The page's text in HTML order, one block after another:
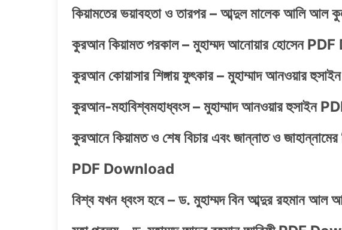
কিয়ামতের ভয়াবহতা ও তারপর – আব্দুল মালেক আলি
কুরআন কিয়ামত পরকাল – মুহাম্মদ আনোয়ার হোসেন
কুরআন কোয়াসার শিঙ্গায় ফুৎকার – মুহাম্মাদ আনওয়ার
কুরআন-মহাবিশ্বমহাধ্বংস – মুহাম্মাদ আনওয়ার
কুরআনে কিয়ামত ও শেষ বিচার এবং জান্নাত ও
PDF Download
বিশ্ব যখন ধ্বংস হবে – ড. মুহাম্মদ বিন আব্দুর রহমান